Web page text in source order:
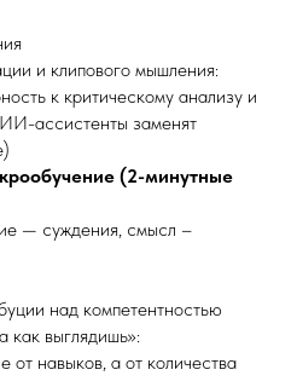
и клипового мышления:
к критическому анализу и
ассистенты заменят
(2-минутные
— суждения, смысл –
над компетентностью
как выглядишь»:
от навыков, а от количества